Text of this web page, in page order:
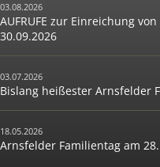
03.08.2026
AUFRUFE zur Einreichung
30.09.2026
03.07.2026
Bislang heißester Arnsfelder
18.05.2026
Arnsfelder Familientag am